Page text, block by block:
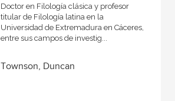
Doctor en Filología clásica y profesor
titular de Filología latina en la
Universidad de Extremadura en Cáceres,
entre sus campos de investig...
Townson, Duncan